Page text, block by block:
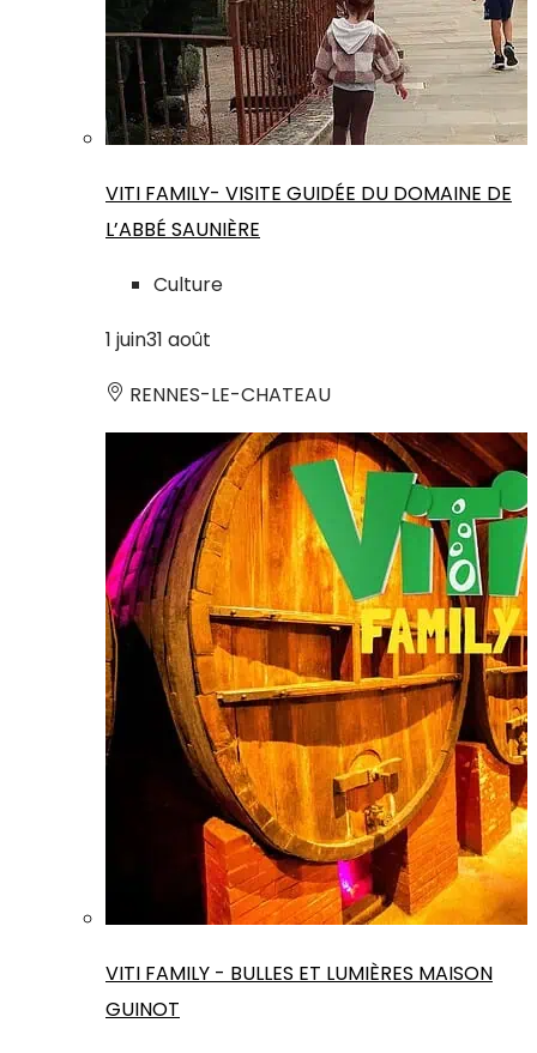
VITI FAMILY- VISITE GUIDÉE DU DOMAINE DE
L’ABBÉ SAUNIÈRE
Culture
1 juin31 août
RENNES-LE-CHATEAU
VITI FAMILY - BULLES ET LUMIÈRES MAISON
GUINOT